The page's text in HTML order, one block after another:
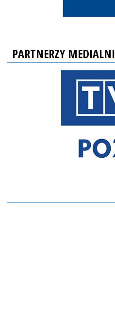
PARTNERZY MEDIALNI